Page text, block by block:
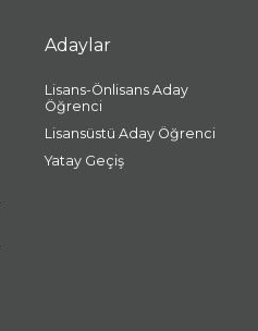
Adaylar
Lisans-Önlisans Aday
Öğrenci
Lisansüstü Aday Öğrenci
Yatay Geçiş